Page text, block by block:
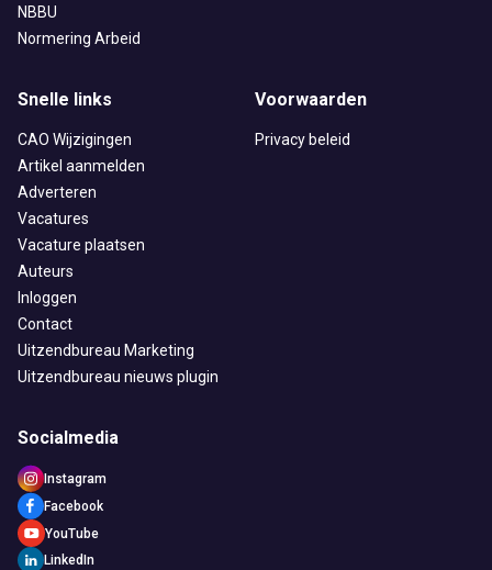
NBBU
Normering Arbeid
Snelle links
CAO Wijzigingen
Artikel aanmelden
Adverteren
Vacatures
Vacature plaatsen
Auteurs
Inloggen
Contact
Uitzendbureau Marketing
Uitzendbureau nieuws plugin
Voorwaarden
Privacy beleid
Socialmedia
Instagram
Facebook
YouTube
LinkedIn
Doorzaam
Flexnieuws
NBBU